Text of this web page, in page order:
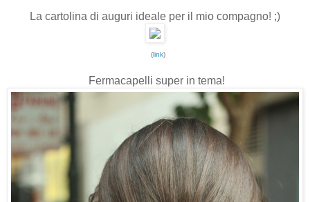
La cartolina di auguri ideale per il mio compagno! ;)
(link)
Fermacapelli super in tema!